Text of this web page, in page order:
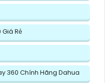
Rẻ
360 Chính Hãng Dahua